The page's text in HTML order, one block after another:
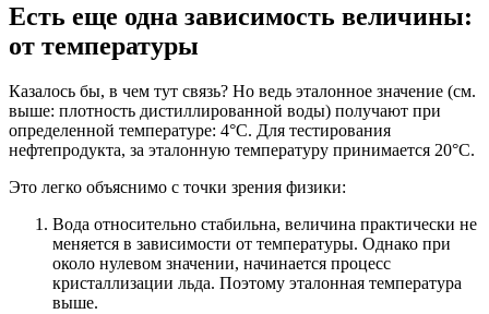
Есть еще одна зависимость величины:
от температуры
Казалось бы, в чем тут связь? Но ведь эталонное значение (см.
выше: плотность дистиллированной воды) получают при
определенной температуре: 4°C. Для тестирования
нефтепродукта, за эталонную температуру принимается 20°C.
Это легко объяснимо с точки зрения физики:
Вода относительно стабильна, величина практически не
меняется в зависимости от температуры. Однако при
около нулевом значении, начинается процесс
кристаллизации льда. Поэтому эталонная температура
выше.